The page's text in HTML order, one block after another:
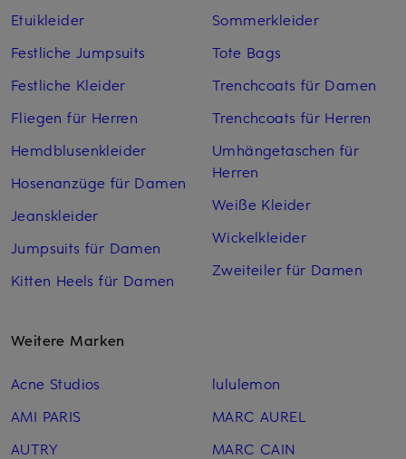
Etuikleider
Festliche Jumpsuits
Festliche Kleider
Fliegen für Herren
Hemdblusenkleider
Hosenanzüge für Damen
Jeanskleider
Jumpsuits für Damen
Kitten Heels für Damen
Sommerkleider
Tote Bags
Trenchcoats für Damen
Trenchcoats für Herren
Umhängetaschen für
Herren
Weiße Kleider
Wickelkleider
Zweiteiler für Damen
Weitere Marken
Acne Studios
AMI PARIS
AUTRY
lululemon
MARC AUREL
MARC CAIN